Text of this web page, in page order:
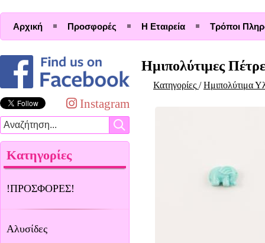
Αρχική Προσφορές Η Εταιρεία Τρόποι
Instagram
Κατηγορίες
!ΠΡΟΣΦΟΡΕΣ!
Αλυσίδες
Ημιπολύτιμες
Κατηγορίες /Ημιπολύτιμα